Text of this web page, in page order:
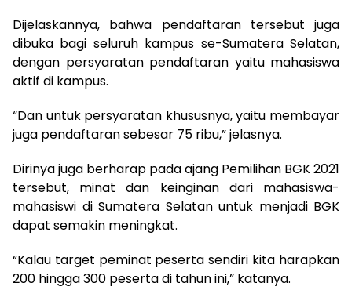
Dijelaskannya, bahwa pendaftaran tersebut juga
dibuka bagi seluruh kampus se-Sumatera Selatan,
dengan persyaratan pendaftaran yaitu mahasiswa
aktif di kampus.
“Dan untuk persyaratan khususnya, yaitu membayar
juga pendaftaran sebesar 75 ribu,” jelasnya.
Dirinya juga berharap pada ajang Pemilihan BGK 2021
tersebut, minat dan keinginan dari mahasiswa-
mahasiswi di Sumatera Selatan untuk menjadi BGK
dapat semakin meningkat.
“Kalau target peminat peserta sendiri kita harapkan
200 hingga 300 peserta di tahun ini,” katanya.